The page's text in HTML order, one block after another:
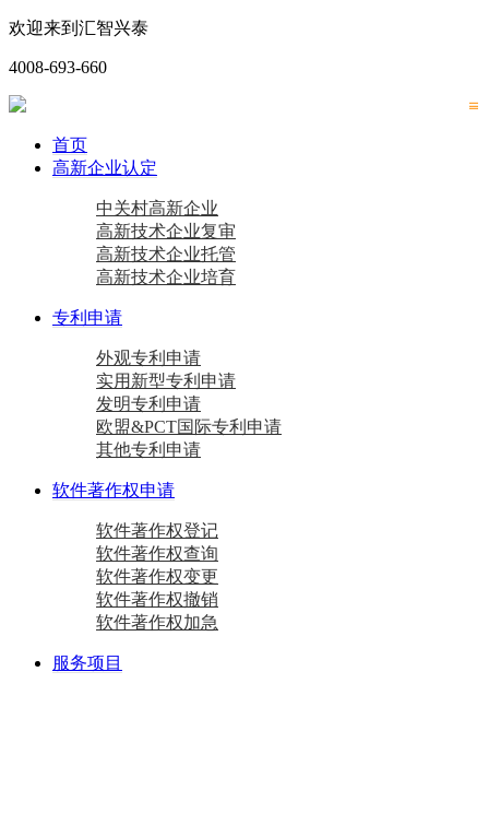
欢迎来到汇智兴泰
4008-693-660
首页
高新企业认定
中关村高新企业
高新技术企业复审
高新技术企业托管
高新技术企业培育
专利申请
外观专利申请
实用新型专利申请
发明专利申请
欧盟&PCT国际专利申请
其他专利申请
软件著作权申请
软件著作权登记
软件著作权查询
软件著作权变更
软件著作权撤销
软件著作权加急
服务项目